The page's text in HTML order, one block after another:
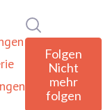
(current)
Folgen
Nicht
mehr
folgen